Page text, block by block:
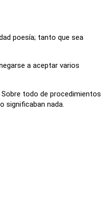
poesía; tanto que sea
a aceptar varios
todo de procedimientos
significaban nada.